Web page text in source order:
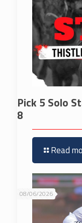
Pick 5 Solo
8
Read
08/06/2026